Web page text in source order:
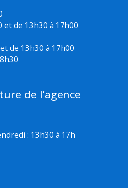
et de 13h30 à 17h00
de 13h30 à 17h00
de l’agence
: 13h30 à 17h